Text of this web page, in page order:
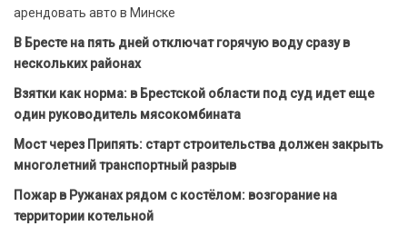
арендовать авто в Минске
В Бресте на пять дней отключат горячую воду сразу в
нескольких районах
Взятки как норма: в Брестской области под суд идет еще
один руководитель мясокомбината
Мост через Припять: старт строительства должен закрыть
многолетний транспортный разрыв
Пожар в Ружанах рядом с костёлом: возгорание на
территории котельной